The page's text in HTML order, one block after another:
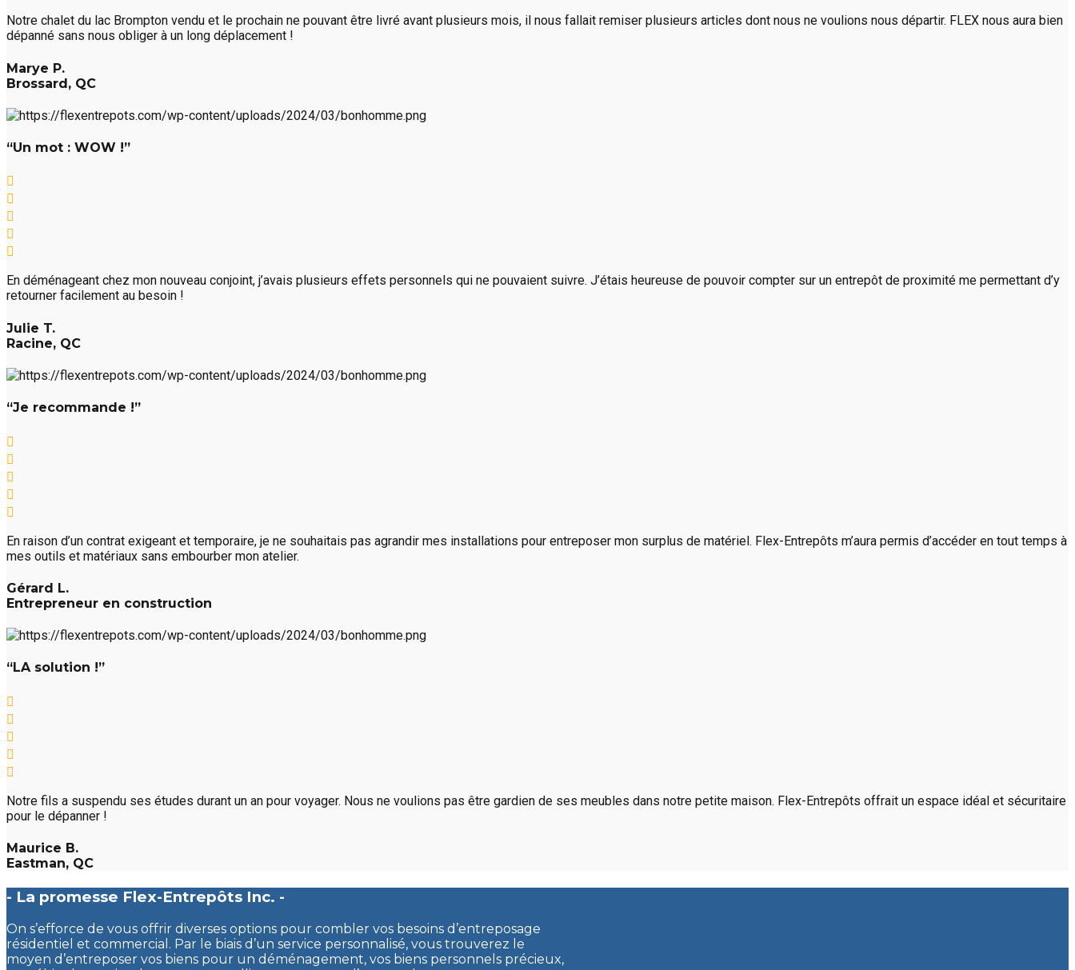
Notre chalet du lac Brompton vendu et le prochain ne pouvant être livré avant plusieurs mois, il nous fallait remiser plusieurs articles dont nous ne voulions nous départir. FLEX nous aura bien
dépanné sans nous obliger à un long déplacement !
Marye P.
Brossard, QC
“Un mot : WOW !”
En déménageant chez mon nouveau conjoint, j’avais plusieurs effets personnels qui ne pouvaient suivre. J’étais heureuse de pouvoir compter sur un entrepôt de proximité me permettant d’y
retourner facilement au besoin !
Julie T.
Racine, QC
“Je recommande !”
En raison d’un contrat exigeant et temporaire, je ne souhaitais pas agrandir mes installations pour entreposer mon surplus de matériel. Flex-Entrepôts m’aura permis d’accéder en tout temps à
mes outils et matériaux sans embourber mon atelier.
Gérard L.
Entrepreneur en construction
“LA solution !”
Notre fils a suspendu ses études durant un an pour voyager. Nous ne voulions pas être gardien de ses meubles dans notre petite maison. Flex-Entrepôts offrait un espace idéal et sécuritaire
pour le dépanner !
Maurice B.
Eastman, QC
- La promesse Flex-Entrepôts Inc. -
On s’efforce de vous offrir diverses options pour combler vos besoins d’entreposage
résidentiel et commercial. Par le biais d’un service personnalisé, vous trouverez le
moyen d’entreposer vos biens pour un déménagement, vos biens personnels précieux,